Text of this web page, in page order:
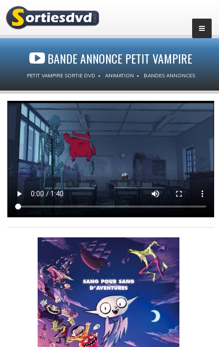
BANDE ANNONCE PETIT VAMPIRE
PETIT VAMPIRE SORTIE DVD ANIMATION BANDES ANNONCES